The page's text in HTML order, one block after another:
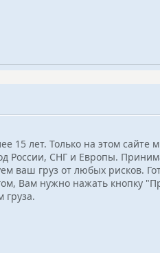
15 лет. Только на этом
России, СНГ и Европы.
ваш груз от любых рисков.
Вам нужно нажать кнопку
груза.